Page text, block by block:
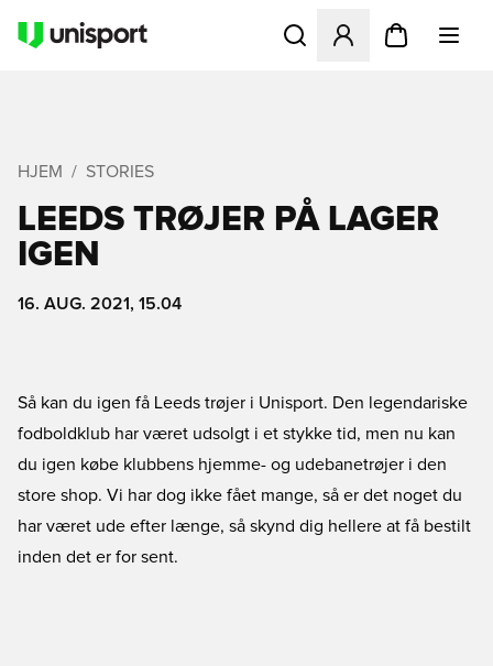
Åbner en Modal til at
HJEM STORIES
LEEDS TRØJER PÅ LAGER
IGEN
16. AUG. 2021, 15.04
Så kan du igen få Leeds trøjer i Unisport. Den legendariske
fodboldklub har været udsolgt i et stykke tid, men nu kan
du igen købe klubbens hjemme- og udebanetrøjer i den
store shop. Vi har dog ikke fået mange, så er det noget du
har været ude efter længe, så skynd dig hellere at få bestilt
inden det er for sent.